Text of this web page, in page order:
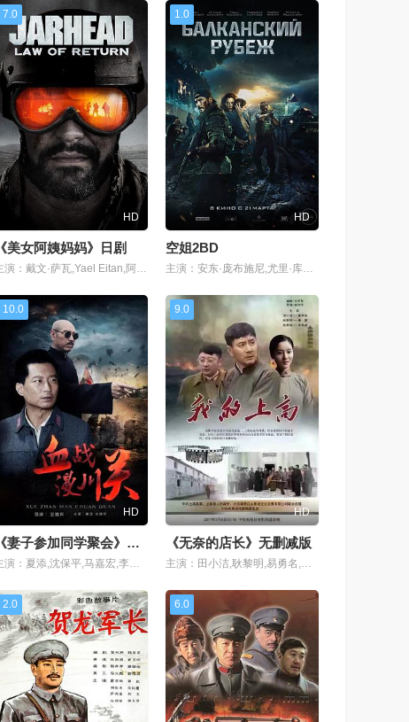
7.0
HD
《美女阿姨妈妈》日剧
主演：戴文·萨瓦,Yael Eitan,阿摩司·塔玛姆,阿莫里·诺拉斯科,杰夫·皮埃尔
1.0
HD
空姐2BD
主演：安东·庞布施尼,尤里·库琴科,米洛斯·比柯维奇,米莱纳拉·德罗维奇,拉芙珊娜·库珂娃,阿勒克山达·斯雷科维奇,乔基科·米提克,德米特里·弗里德,米奥德
10.0
HD
《妻子参加同学聚会》中字
主演：夏添,沈保平,马嘉宏,李松珂,陈烨,王勇,何云龙,高海诚,喻颖
9.0
HD
《无奈的店长》无删减版
主演：田小洁,耿黎明,易勇名,朴俊铭,张宇飞
2.0 6.0